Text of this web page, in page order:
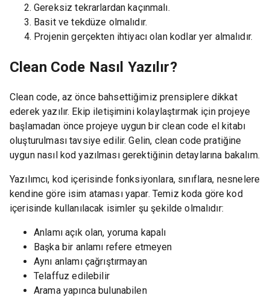
Gereksiz tekrarlardan kaçınmalı.
Basit ve tekdüze olmalıdır.
Projenin gerçekten ihtiyacı olan kodlar yer almalıdır.
Clean Code Nasıl Yazılır?
Clean code, az önce bahsettiğimiz prensiplere dikkat
ederek yazılır. Ekip iletişimini kolaylaştırmak için projeye
başlamadan önce projeye uygun bir clean code el kitabı
oluşturulması tavsiye edilir. Gelin, clean code pratiğine
uygun nasıl kod yazılması gerektiğinin detaylarına bakalım.
Yazılımcı, kod içerisinde fonksiyonlara, sınıflara, nesnelere
kendine göre isim ataması yapar. Temiz koda göre kod
içerisinde kullanılacak isimler şu şekilde olmalıdır:
Anlamı açık olan, yoruma kapalı
Başka bir anlamı refere etmeyen
Aynı anlamı çağrıştırmayan
Telaffuz edilebilir
Arama yapınca bulunabilen